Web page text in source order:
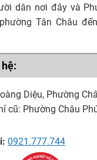
dân nơi đây và
Tân Châu
Diệu, Phường
cũ: Phường Châu
0921.777.744